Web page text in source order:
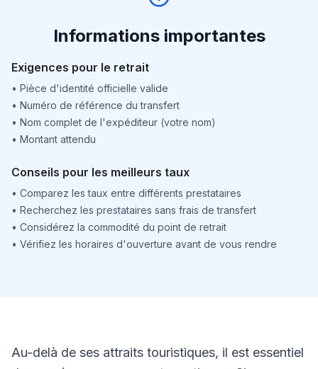
Informations importantes
Exigences pour le retrait
• Pièce d'identité officielle valide
• Numéro de référence du transfert
• Nom complet de l'expéditeur (votre nom)
• Montant attendu
Conseils pour les meilleurs taux
• Comparez les taux entre différents prestataires
• Recherchez les prestataires sans frais de transfert
• Considérez la commodité du point de retrait
• Vérifiez les horaires d'ouverture avant de vous rendre
Au-delà de ses attraits touristiques, il est essentiel